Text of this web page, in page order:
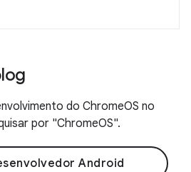
do ChromeOS no
por "ChromeOS".
Android